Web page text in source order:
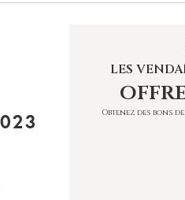
LES
Obtenez des bons